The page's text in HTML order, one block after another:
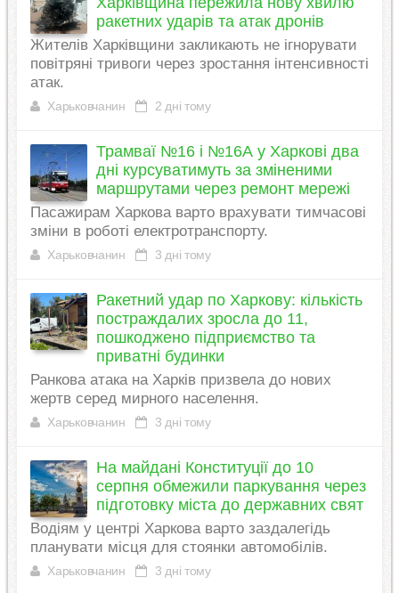
ракетних ударів та атак дронів
Жителів Харківщини закликають не ігнорувати
повітряні тривоги через зростання інтенсивності
атак.
Харьковчанин 2 дні тому
Трамваї №16 і №16А у Харкові два
дні курсуватимуть за зміненими
маршрутами через ремонт мережі
Пасажирам Харкова варто врахувати тимчасові
зміни в роботі електротранспорту.
Харьковчанин 3 дні тому
Ракетний удар по Харкову: кількість
постраждалих зросла до 11,
пошкоджено підприємство та
приватні будинки
Ранкова атака на Харків призвела до нових
жертв серед мирного населення.
Харьковчанин 3 дні тому
На майдані Конституції до 10
серпня обмежили паркування через
підготовку міста до державних свят
Водіям у центрі Харкова варто заздалегідь
планувати місця для стоянки автомобілів.
Харьковчанин 3 дні тому